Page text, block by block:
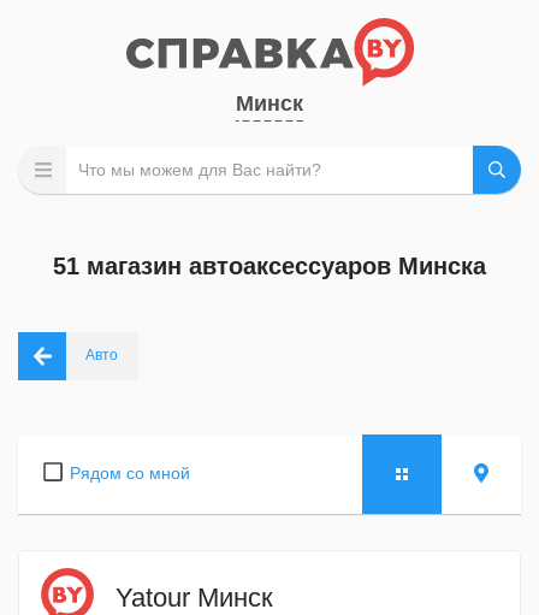
Минск
51 магазин автоаксессуаров Минска
Авто
Рядом со мной
Yatour Минск